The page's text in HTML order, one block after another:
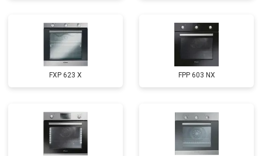
FXP 623 X FPP 603 NX